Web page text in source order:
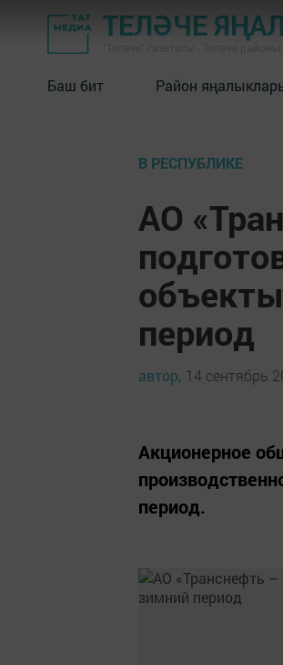
ТЕЛӘЧЕ
Баш бит Район
В РЕСПУБЛИКЕ
АО
период
автор, 14 сентябрь
Акционерное
период.